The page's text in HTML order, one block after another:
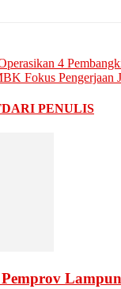
4
Fokus Pengerjaan
DARI PENULIS